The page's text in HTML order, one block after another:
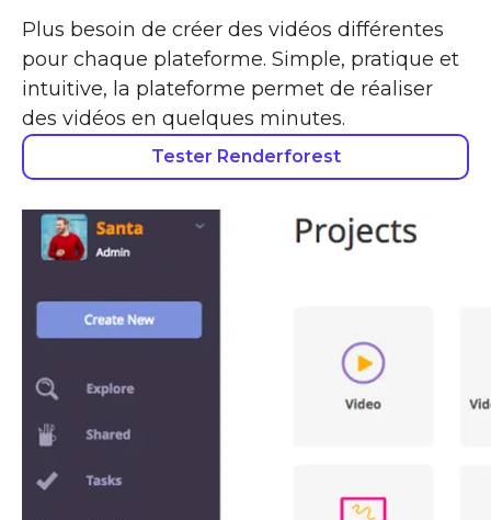
Plus besoin de créer des vidéos différentes
pour chaque plateforme. Simple, pratique et
intuitive, la plateforme permet de réaliser
des vidéos en quelques minutes.
Tester Renderforest